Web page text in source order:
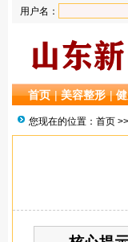
用户名：
首页 |美容整形 |
您现在的位置： 首页 >>